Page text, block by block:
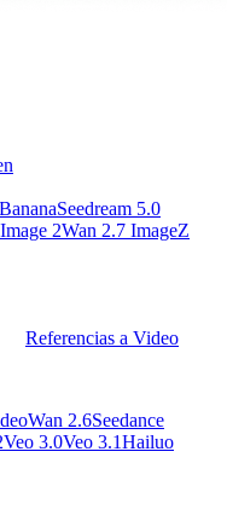
Seedream 5.0
2Wan 2.7 ImageZ
Referencias a Video
Wan 2.6Seedance
Veo 3.0Veo 3.1Hailuo